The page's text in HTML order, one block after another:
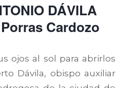
DÁVILA
Cardozo
ojos al sol para abrirlos
Dávila, obispo auxiliar